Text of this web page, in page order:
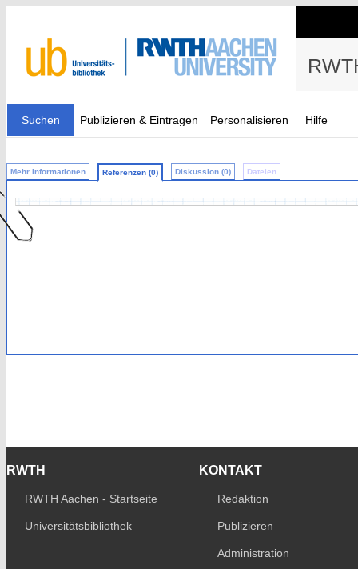
Suchen Publizieren & Eintragen Personalisieren Hilfe
Mehr Informationen Referenzen (0) Diskussion (0) Dateien
RWTH
RWTH Aachen - Startseite
Universitätsbibliothek
KONTAKT
Redaktion
Publizieren
Administration